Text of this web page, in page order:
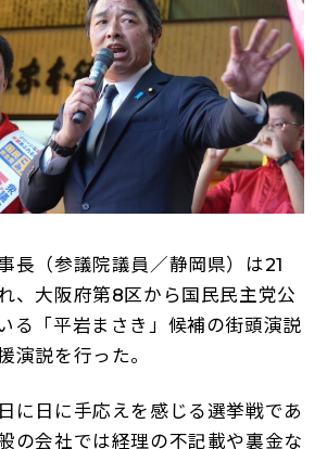
シー
づく表記
長（参議院議員／静岡県）は21
、大阪府第8区から国民民主党公
る「平岩まさき」候補の街頭演説
演説を行った。
に日に手応えを感じる選挙戦であ
の会社では経理の不記載や裏金な